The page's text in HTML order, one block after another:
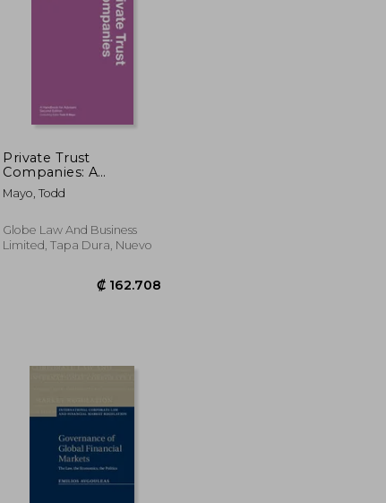
Private Trust
Companies: A
Handbook for Advisers
(en Inglés)
Mayo, Todd
Globe Law And Business
Limited, Tapa Dura, Nuevo